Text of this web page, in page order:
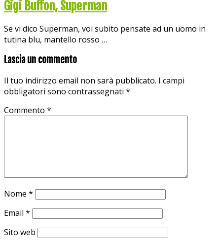
Gigi Buffon, Superman
Se vi dico Superman, voi subito pensate ad un uomo in
tutina blu, mantello rosso …
Lascia un commento
Il tuo indirizzo email non sarà pubblicato. I campi
obbligatori sono contrassegnati *
Commento *
Nome *
Email *
Sito web